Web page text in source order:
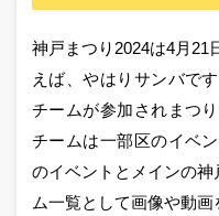
神戸まつり2024は4月21
えば、やはりサンバで
チームが参加されまつ
チームは一部区のイベ
のイベントとメインの
ム一覧として画像や動